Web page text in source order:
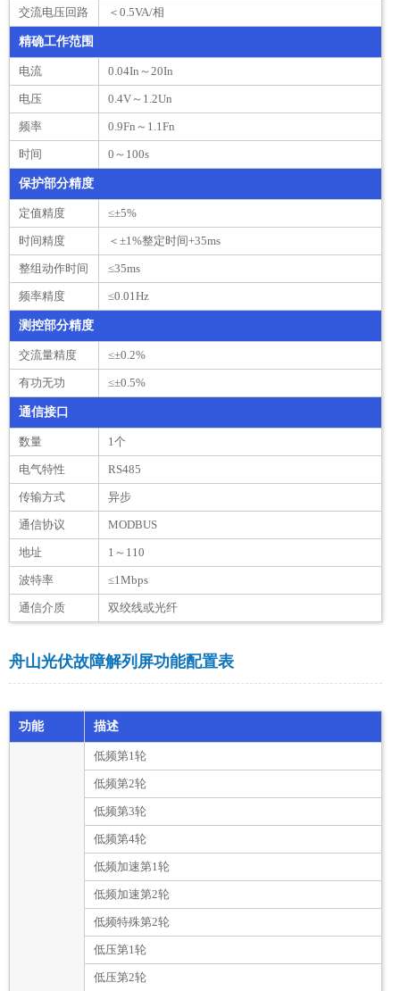
交流电压回路 ＜0.5VA/相
精确工作范围
电流 0.04In～20In
电压 0.4V～1.2Un
频率 0.9Fn～1.1Fn
时间 0～100s
保护部分精度
定值精度 ≤±5%
时间精度 ＜±1%整定时间+35ms
整组动作时间 ≤35ms
频率精度 ≤0.01Hz
测控部分精度
交流量精度 ≤±0.2%
有功无功 ≤±0.5%
通信接口
数量 1个
电气特性 RS485
传输方式 异步
通信协议 MODBUS
地址 1～110
波特率 ≤1Mbps
通信介质 双绞线或光纤
舟山光伏故障解列屏功能配置表
功能 描述
低频第1轮
低频第2轮
低频第3轮
低频第4轮
低频加速第1轮
低频加速第2轮
低频特殊第2轮
低压第1轮
低压第2轮